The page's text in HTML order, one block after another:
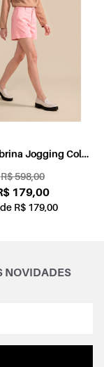
Jogging Color
R$ 598,00
179,00
R$ 179,00
NOVIDADES